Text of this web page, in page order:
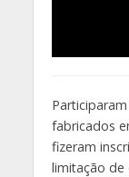
fabricados
fizeram
limitação de